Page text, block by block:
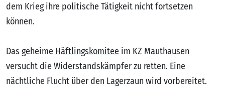
dem Krieg ihre politische Tätigkeit nicht fortsetzen
können.
Das geheime Häftlingskomitee im KZ Mauthausen
versucht die Widerstandskämpfer zu retten. Eine
nächtliche Flucht über den Lagerzaun wird vorbereitet.